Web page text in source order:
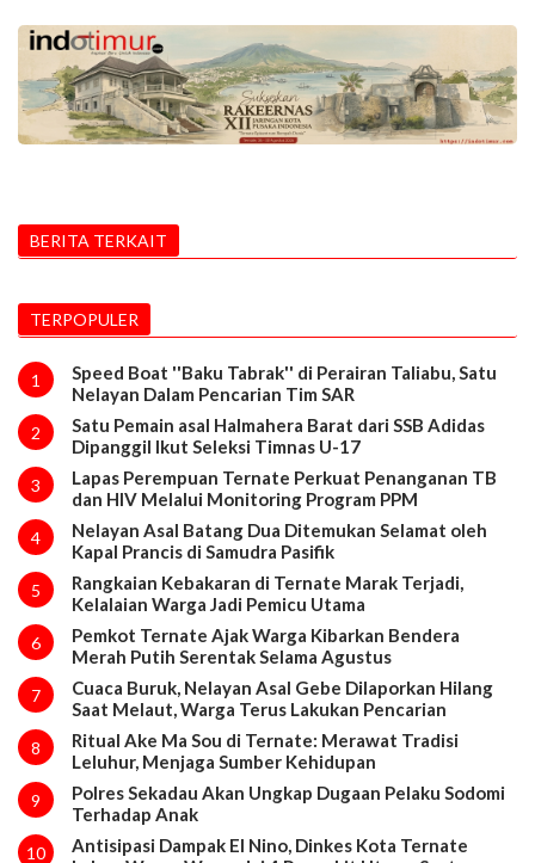
BERITA TERKAIT
TERPOPULER
1
Speed Boat ''Baku Tabrak'' di Perairan Taliabu, Satu
Nelayan Dalam Pencarian Tim SAR
2
Satu Pemain asal Halmahera Barat dari SSB Adidas
Dipanggil Ikut Seleksi Timnas U-17
3
Lapas Perempuan Ternate Perkuat Penanganan TB
dan HIV Melalui Monitoring Program PPM
4
Nelayan Asal Batang Dua Ditemukan Selamat oleh
Kapal Prancis di Samudra Pasifik
5
Rangkaian Kebakaran di Ternate Marak Terjadi,
Kelalaian Warga Jadi Pemicu Utama
6
Pemkot Ternate Ajak Warga Kibarkan Bendera
Merah Putih Serentak Selama Agustus
7
Cuaca Buruk, Nelayan Asal Gebe Dilaporkan Hilang
Saat Melaut, Warga Terus Lakukan Pencarian
8
Ritual Ake Ma Sou di Ternate: Merawat Tradisi
Leluhur, Menjaga Sumber Kehidupan
9
Polres Sekadau Akan Ungkap Dugaan Pelaku Sodomi
Terhadap Anak
10
Antisipasi Dampak El Nino, Dinkes Kota Ternate